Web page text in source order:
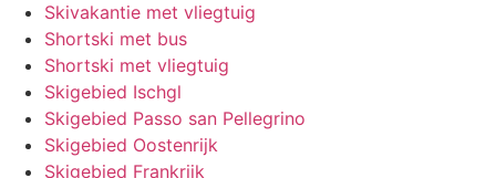
Skivakantie met vliegtuig
Shortski met bus
Shortski met vliegtuig
Skigebied Ischgl
Skigebied Passo san Pellegrino
Skigebied Oostenrijk
Skigebied Frankrijk